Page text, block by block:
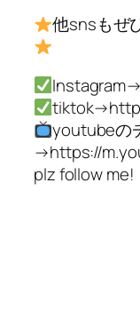
他snsもぜ
youtubeの
→https://
plz follow me!